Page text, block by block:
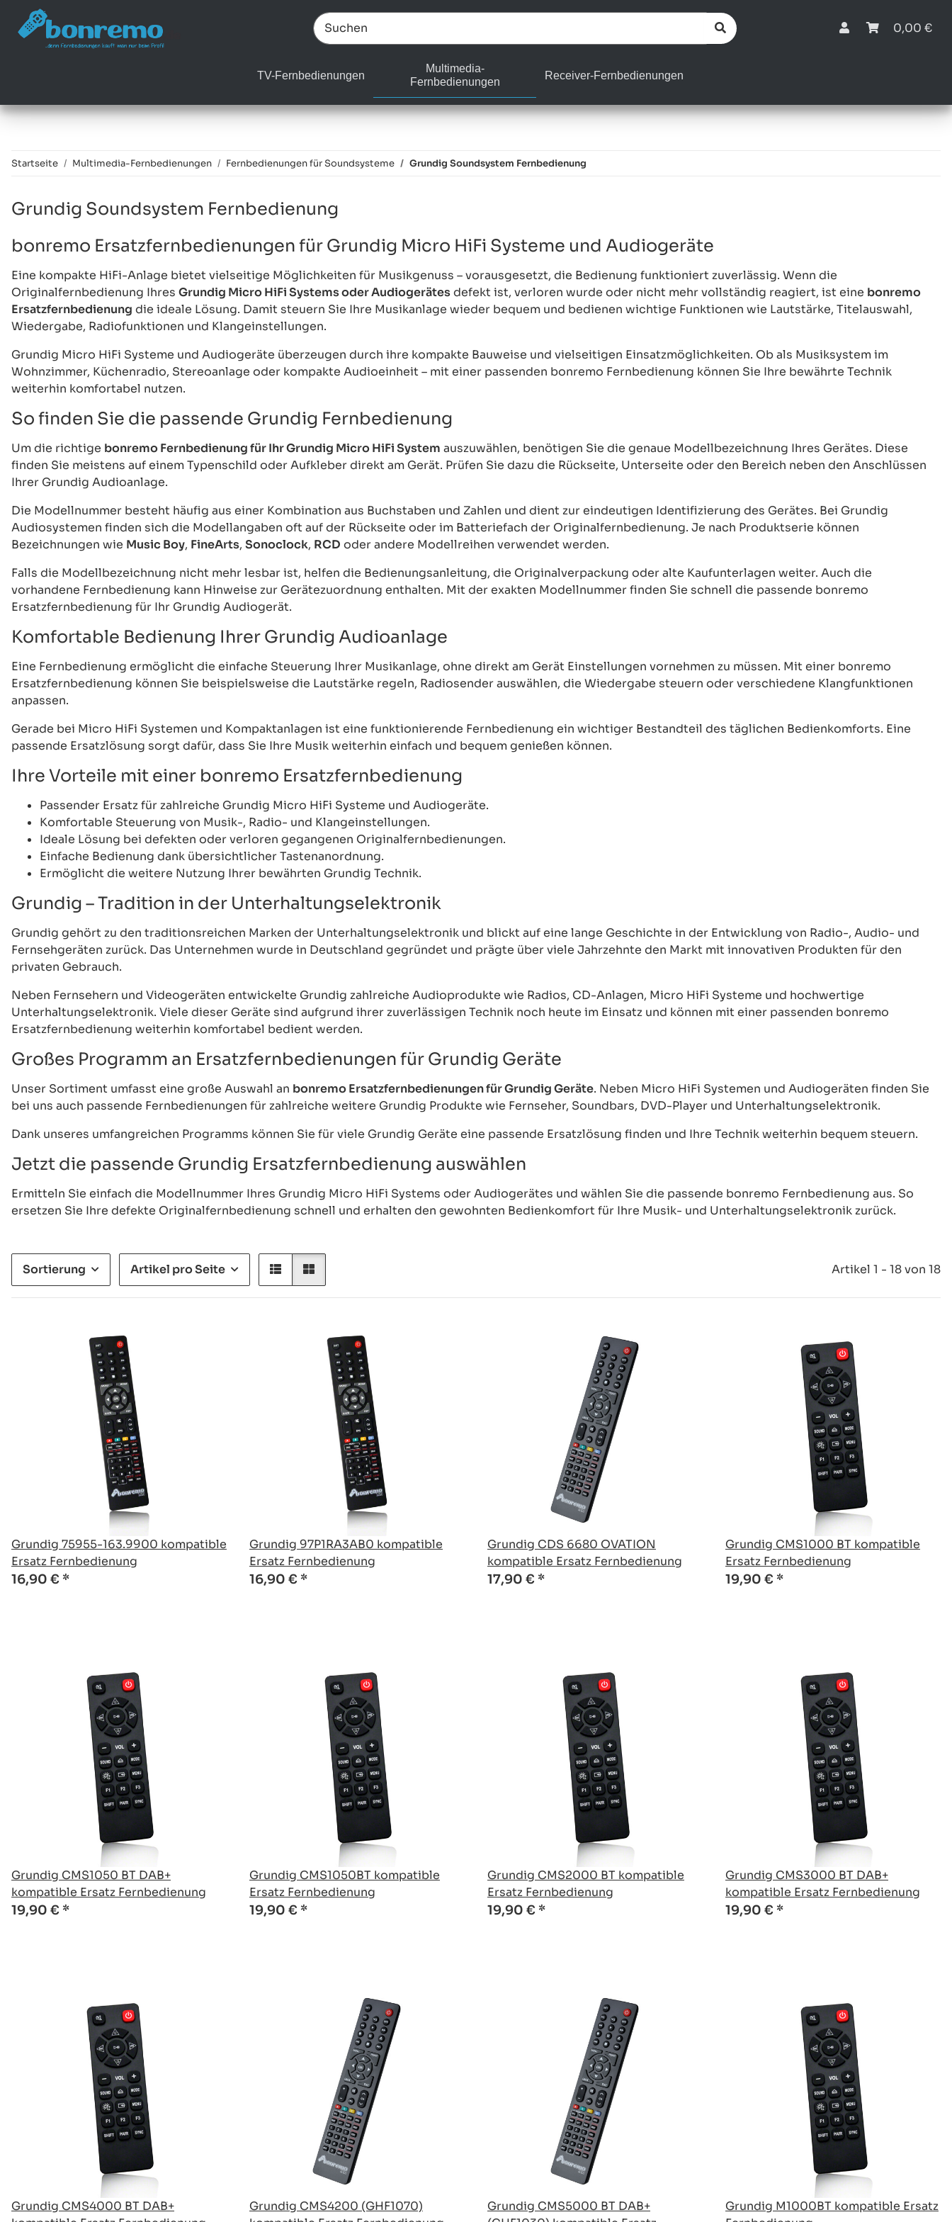
0,00 €
TV-Fernbedienungen
Multimedia-
Fernbedienungen
Receiver-Fernbedienungen
Startseite Multimedia-Fernbedienungen Fernbedienungen für Soundsysteme Grundig Soundsystem Fernbedienung
Grundig Soundsystem Fernbedienung
bonremo Ersatzfernbedienungen für Grundig Micro HiFi Systeme und Audiogeräte
Eine kompakte HiFi-Anlage bietet vielseitige Möglichkeiten für Musikgenuss – vorausgesetzt, die Bedienung funktioniert zuverlässig. Wenn die
Originalfernbedienung Ihres Grundig Micro HiFi Systems oder Audiogerätesdefekt ist, verloren wurde oder nicht mehr vollständig reagiert, ist eine bonremo
Ersatzfernbedienung die ideale Lösung. Damit steuern Sie Ihre Musikanlage wieder bequem und bedienen wichtige Funktionen wie Lautstärke, Titelauswahl,
Wiedergabe, Radiofunktionen und Klangeinstellungen.
Grundig Micro HiFi Systeme und Audiogeräte überzeugen durch ihre kompakte Bauweise und vielseitigen Einsatzmöglichkeiten. Ob als Musiksystem im
Wohnzimmer, Küchenradio, Stereoanlage oder kompakte Audioeinheit – mit einer passenden bonremo Fernbedienung können Sie Ihre bewährte Technik
weiterhin komfortabel nutzen.
So finden Sie die passende Grundig Fernbedienung
Um die richtige bonremo Fernbedienung für Ihr Grundig Micro HiFi System auszuwählen, benötigen Sie die genaue Modellbezeichnung Ihres Gerätes. Diese
finden Sie meistens auf einem Typenschild oder Aufkleber direkt am Gerät. Prüfen Sie dazu die Rückseite, Unterseite oder den Bereich neben den Anschlüssen
Ihrer Grundig Audioanlage.
Die Modellnummer besteht häufig aus einer Kombination aus Buchstaben und Zahlen und dient zur eindeutigen Identifizierung des Gerätes. Bei Grundig
Audiosystemen finden sich die Modellangaben oft auf der Rückseite oder im Batteriefach der Originalfernbedienung. Je nach Produktserie können
Bezeichnungen wie Music Boy, FineArts, Sonoclock, RCD oder andere Modellreihen verwendet werden.
Falls die Modellbezeichnung nicht mehr lesbar ist, helfen die Bedienungsanleitung, die Originalverpackung oder alte Kaufunterlagen weiter. Auch die
vorhandene Fernbedienung kann Hinweise zur Gerätezuordnung enthalten. Mit der exakten Modellnummer finden Sie schnell die passende bonremo
Ersatzfernbedienung für Ihr Grundig Audiogerät.
Komfortable Bedienung Ihrer Grundig Audioanlage
Eine Fernbedienung ermöglicht die einfache Steuerung Ihrer Musikanlage, ohne direkt am Gerät Einstellungen vornehmen zu müssen. Mit einer bonremo
Ersatzfernbedienung können Sie beispielsweise die Lautstärke regeln, Radiosender auswählen, die Wiedergabe steuern oder verschiedene Klangfunktionen
anpassen.
Gerade bei Micro HiFi Systemen und Kompaktanlagen ist eine funktionierende Fernbedienung ein wichtiger Bestandteil des täglichen Bedienkomforts. Eine
passende Ersatzlösung sorgt dafür, dass Sie Ihre Musik weiterhin einfach und bequem genießen können.
Ihre Vorteile mit einer bonremo Ersatzfernbedienung
Passender Ersatz für zahlreiche Grundig Micro HiFi Systeme und Audiogeräte.
Komfortable Steuerung von Musik-, Radio- und Klangeinstellungen.
Ideale Lösung bei defekten oder verloren gegangenen Originalfernbedienungen.
Einfache Bedienung dank übersichtlicher Tastenanordnung.
Ermöglicht die weitere Nutzung Ihrer bewährten Grundig Technik.
Grundig – Tradition in der Unterhaltungselektronik
Grundig gehört zu den traditionsreichen Marken der Unterhaltungselektronik und blickt auf eine lange Geschichte in der Entwicklung von Radio-, Audio- und
Fernsehgeräten zurück. Das Unternehmen wurde in Deutschland gegründet und prägte über viele Jahrzehnte den Markt mit innovativen Produkten für den
privaten Gebrauch.
Neben Fernsehern und Videogeräten entwickelte Grundig zahlreiche Audioprodukte wie Radios, CD-Anlagen, Micro HiFi Systeme und hochwertige
Unterhaltungselektronik. Viele dieser Geräte sind aufgrund ihrer zuverlässigen Technik noch heute im Einsatz und können mit einer passenden bonremo
Ersatzfernbedienung weiterhin komfortabel bedient werden.
Großes Programm an Ersatzfernbedienungen für Grundig Geräte
Unser Sortiment umfasst eine große Auswahl an bonremo Ersatzfernbedienungen für Grundig Geräte. Neben Micro HiFi Systemen und Audiogeräten finden Sie
bei uns auch passende Fernbedienungen für zahlreiche weitere Grundig Produkte wie Fernseher, Soundbars, DVD-Player und Unterhaltungselektronik.
Dank unseres umfangreichen Programms können Sie für viele Grundig Geräte eine passende Ersatzlösung finden und Ihre Technik weiterhin bequem steuern.
Jetzt die passende Grundig Ersatzfernbedienung auswählen
Ermitteln Sie einfach die Modellnummer Ihres Grundig Micro HiFi Systems oder Audiogerätes und wählen Sie die passende bonremo Fernbedienung aus. So
ersetzen Sie Ihre defekte Originalfernbedienung schnell und erhalten den gewohnten Bedienkomfort für Ihre Musik- und Unterhaltungselektronik zurück.
Sortierung Artikel pro Seite Artikel 1 - 18 von 18
Grundig 75955-163.9900 kompatible
Ersatz Fernbedienung
16,90 € *
Grundig 97P1RA3AB0 kompatible
Ersatz Fernbedienung
16,90 € *
Grundig CDS 6680 OVATION
kompatible Ersatz Fernbedienung
17,90 € *
Grundig CMS1000 BT kompatible
Ersatz Fernbedienung
19,90 € *
Grundig CMS1050 BT DAB+
kompatible Ersatz Fernbedienung
19,90 € *
Grundig CMS1050BT kompatible
Ersatz Fernbedienung
19,90 € *
Grundig CMS2000 BT kompatible
Ersatz Fernbedienung
19,90 € *
Grundig CMS3000 BT DAB+
kompatible Ersatz Fernbedienung
19,90 € *
Grundig CMS4000 BT DAB+
Grundig CMS4200 (GHF1070)
Grundig CMS5000 BT DAB+
Grundig M1000BT kompatible Ersatz